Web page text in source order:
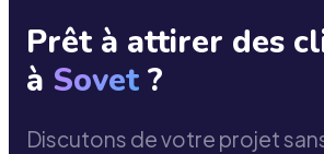
Prêt à attirer des
à Sovet ?
Discutons de votre projet